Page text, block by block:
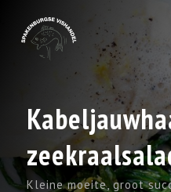
Kleine moeite, groot